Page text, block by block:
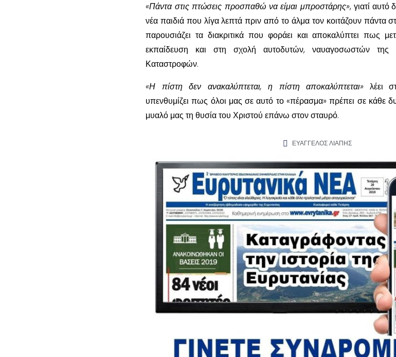
«Πάντα στις πτώσεις προσπαθώ να είμαι μπροστάρης», γιατί αυτό
νέα παιδιά που λίγα λεπτά πριν από το άλμα τον κοιτάζουν πάντα
παρουσιάζει τα διακριτικά που φοράει και αποκαλύπτει πως
εκπαίδευση και στη σχολή αυτοδυτών, ναυαγοσωστών της
Καταστροφών.
«Η πίστη δεν ανακαλύπτεται, η πίστη αποκαλύπτεται» λέει
υπενθυμίζει πως όλοι μας σε αυτό το «πέρασμα» πρέπει σε κάθε
μυαλό μας τη θυσία του Χριστού επάνω στον σταυρό.
ΕΥΑΓΓΕΛΟΣ ΛΙΑΠΗΣ